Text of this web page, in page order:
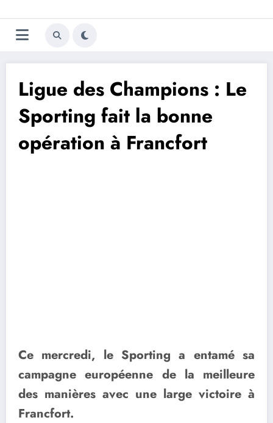
au
contenu
Trivela
L'actualité du football
Ligue des Champions : Le
Sporting fait la bonne
opération à Francfort
Ce mercredi, le Sporting a entamé sa
campagne européenne de la meilleure
des manières avec une large victoire à
Francfort.